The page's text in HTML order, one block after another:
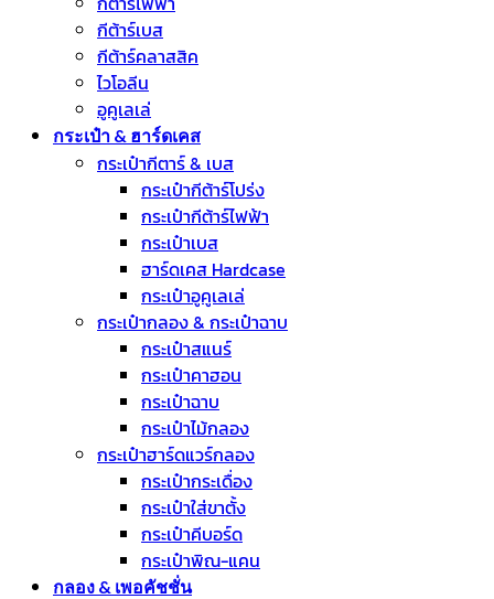
กีต้าร์เบส
กีต้าร์คลาสสิค
ไวโอลีน
อูคูเลเล่
กระเป๋า & ฮาร์ดเคส
กระเป๋ากีตาร์ & เบส
กระเป๋ากีต้าร์โปร่ง
กระเป๋ากีต้าร์ไฟฟ้า
กระเป๋าเบส
ฮาร์ดเคส Hardcase
กระเป๋าอูคูเลเล่
กระเป๋ากลอง & กระเป๋าฉาบ
กระเป๋าสแนร์
กระเป๋าคาฮอน
กระเป๋าฉาบ
กระเป๋าไม้กลอง
กระเป๋าฮาร์ดแวร์กลอง
กระเป๋ากระเดื่อง
กระเป๋าใส่ขาตั้ง
กระเป๋าคีบอร์ด
กระเป๋าพิณ-แคน
กลอง & เพอคัชชั่น